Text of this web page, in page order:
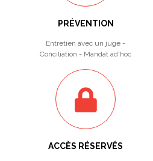
PRÉVENTION
Entretien avec un juge -
Conciliation - Mandat ad'hoc
ACCÈS RÉSERVÉS